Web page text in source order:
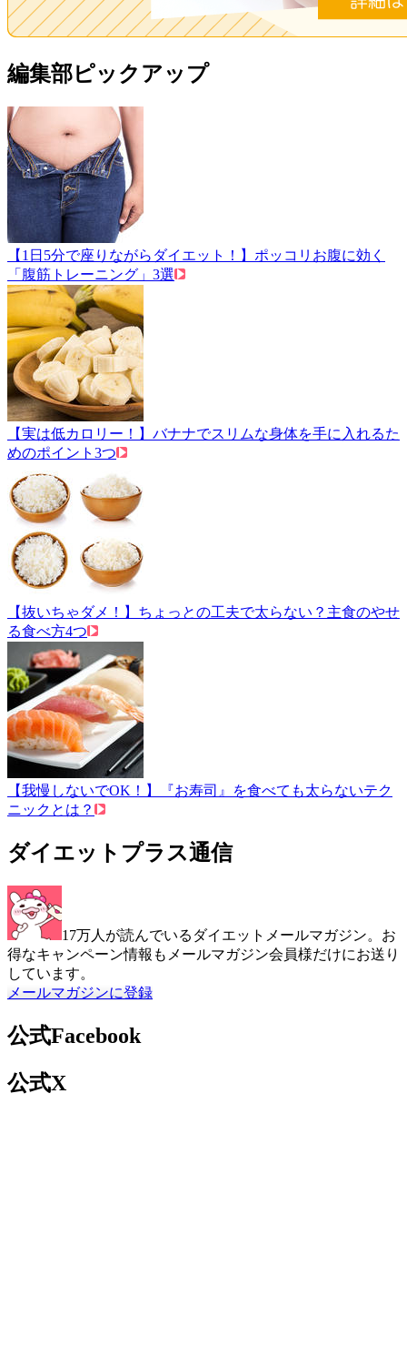
編集部ピックアップ
【1日5分で座りながらダイエット！】ポッコリお腹に効く
「腹筋トレーニング」3選
【実は低カロリー！】バナナでスリムな身体を手に入れるた
めのポイント3つ
【抜いちゃダメ！】ちょっとの工夫で太らない？主食のやせ
る食べ方4つ
【我慢しないでOK！】『お寿司』を食べても太らないテク
ニックとは？
ダイエットプラス通信
17万人が読んでいるダイエットメールマガジン。お
得なキャンペーン情報もメールマガジン会員様だけにお送り
しています。
メールマガジンに登録
公式Facebook
公式X